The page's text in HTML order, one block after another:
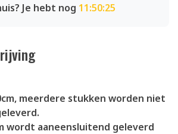
Je hebt nog 11:50:25
meerdere stukken worden niet
wordt aaneensluitend geleverd